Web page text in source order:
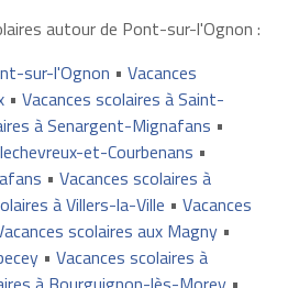
autour de Pont-sur-l'Ognon :
sur-l'Ognon • Vacances
• Vacances scolaires à Saint-
à Senargent-Mignafans •
et-Courbenans •
• Vacances scolaires à
à Villers-la-Ville • Vacances
scolaires aux Magny•
• Vacances scolaires à